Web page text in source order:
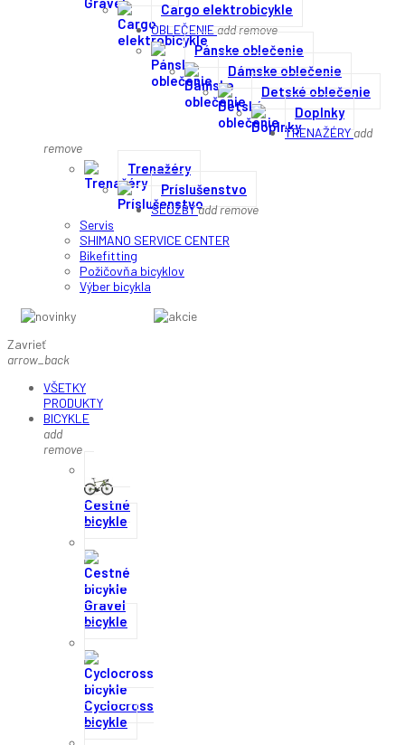
Cargo elektrobicykle
OBLEČENIE addremove
Pánske oblečenie
Dámske oblečenie
Detské oblečenie
Doplnky
TRENAŽÉRY add
remove
Trenažéry
Príslušenstvo
SLUŽBYaddremove
Servis
SHIMANO SERVICE CENTER
Bikefitting
Požičovňa bicyklov
Výber bicykla
Zavrieť
arrow_back
VŠETKY
PRODUKTY
BICYKLE
add
remove
Cestné
bicykle
Gravel
bicykle
Cyclocross
bicykle